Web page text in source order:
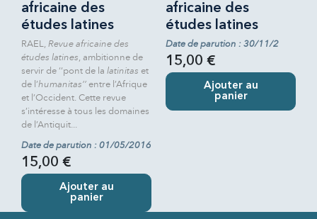
africaine des
études latines
RAEL, Revue africaine des
études latines, ambitionne de
servir de ‘‘pont de la latinitas et
de l’humanitas’’ entre l’Afrique
et l’Occident. Cette revue
s’intéresse à tous les domaines
de l’Antiquit...
Date de parution : 01/05/2016
15,00 €
Ajouter au
panier
africaine des
études latines
Date de parution : 30/11/2
15,00 €
Ajouter au
panier